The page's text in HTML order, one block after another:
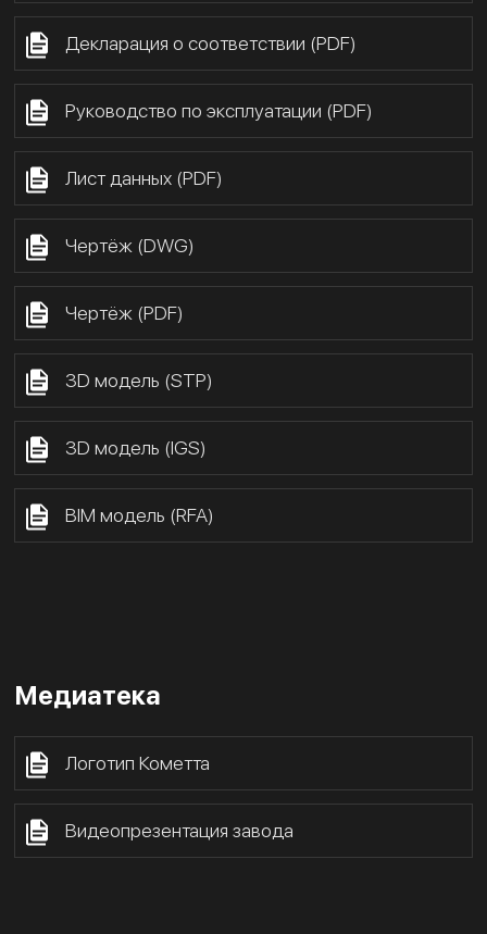
Декларация о соответствии (PDF)
Руководство по эксплуатации (PDF)
Лист данных (PDF)
Чертёж (DWG)
Чертёж (PDF)
3D модель (STP)
3D модель (IGS)
BIM модель (RFA)
Медиатека
Логотип Кометта
Видеопрезентация завода